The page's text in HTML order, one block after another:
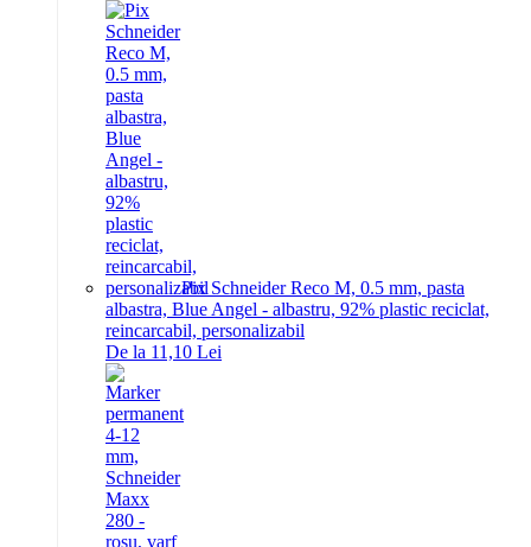
Pix Schneider Reco M, 0.5 mm, pasta
albastra, Blue Angel - albastru, 92% plastic reciclat,
reincarcabil, personalizabil
De la 11,10 Lei